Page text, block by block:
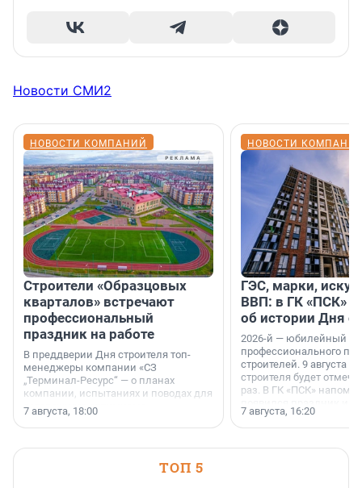
Новости СМИ2
НОВОСТИ КОМПАНИЙ
Строители «Образцовых
кварталов» встречают
профессиональный
праздник на работе
В преддверии Дня строителя топ-
менеджеры компании «СЗ
„Терминал-Ресурс“ — о планах
компании, испытаниях и поводах для
осторожного оптимизма.
7 августа, 18:00
НОВОСТИ
ГЭС, марки,
ВВП: в ГК «ПСК»
об истории Дня
2026-й — юбилейный
профессионального
строителей. 9 августа
строителя будет
раз. В ГК «ПСК»
поменялась роль
7 августа, 16:20
ТОП 5